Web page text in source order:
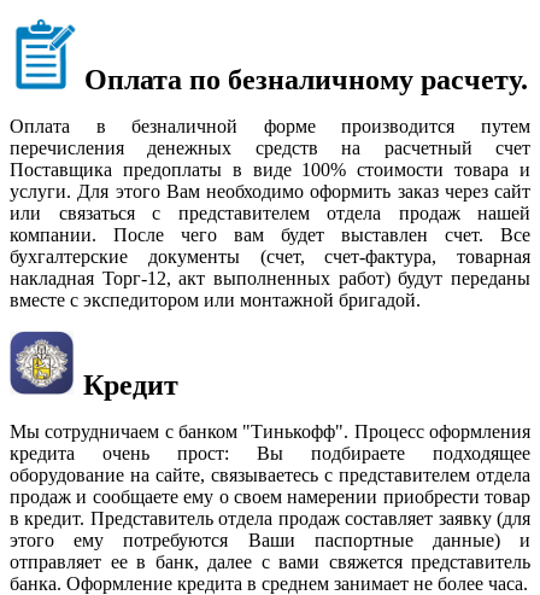
Оплата по безналичному расчету.
Оплата в безналичной форме производится путем
перечисления денежных средств на расчетный счет
Поставщика предоплаты в виде 100% стоимости товара и
услуги. Для этого Вам необходимо оформить заказ через сайт
или связаться с представителем отдела продаж нашей
компании. После чего вам будет выставлен счет. Все
бухгалтерские документы (счет, счет-фактура, товарная
накладная Торг-12, акт выполненных работ) будут переданы
вместе с экспедитором или монтажной бригадой.
Кредит
Мы сотрудничаем с банком "Тинькофф". Процесс оформления
кредита очень прост: Вы подбираете подходящее
оборудование на сайте, связываетесь с представителем отдела
продаж и сообщаете ему о своем намерении приобрести товар
в кредит. Представитель отдела продаж составляет заявку (для
этого ему потребуются Ваши паспортные данные) и
отправляет ее в банк, далее с вами свяжется представитель
банка. Оформление кредита в среднем занимает не более часа.